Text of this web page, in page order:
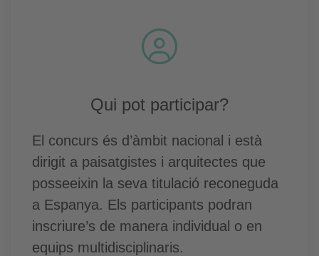
Qui pot participar?
El concurs és d’àmbit nacional i està
dirigit a paisatgistes i arquitectes que
posseeixin la seva titulació reconeguda
a Espanya. Els participants podran
inscriure’s de manera individual o en
equips multidisciplinaris.